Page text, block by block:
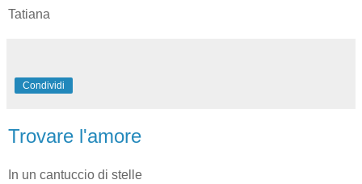
Tatiana
Condividi
Trovare l'amore
In un cantuccio di stelle